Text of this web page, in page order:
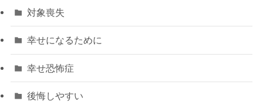
対象喪失
幸せになるために
幸せ恐怖症
後悔しやすい